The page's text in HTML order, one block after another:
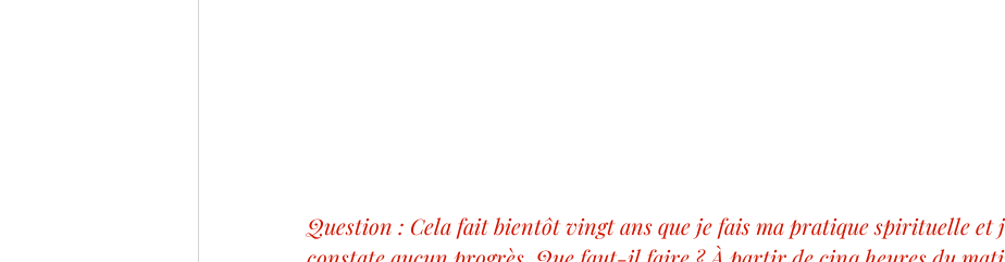
Question : Cela fait bientôt vingt ans que je fais ma pratique spirituelle et